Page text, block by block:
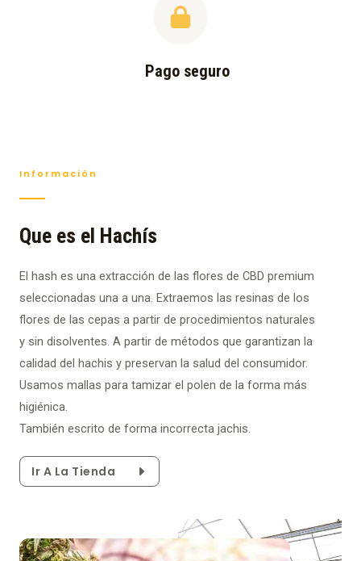
Pago seguro
Información
Que es el Hachís
El hash es una extracción de las flores de CBD premium
seleccionadas una a una. Extraemos las resinas de los
flores de las cepas a partir de procedimientos naturales
y sin disolventes. A partir de métodos que garantizan la
calidad del hachis y preservan la salud del consumidor.
Usamos mallas para tamizar el polen de la forma más
higiénica.
También escrito de forma incorrecta jachis.
Ir A La Tienda